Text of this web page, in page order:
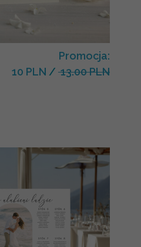
Promocja:
10 PLN / 13.00 PLN